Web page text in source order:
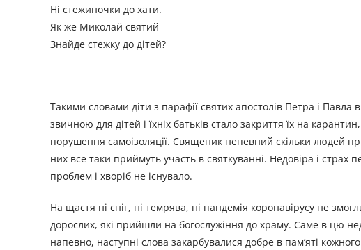
Ні стежиночки до хати.
Як же Миколай святий
Знайде стежку до дітей?
Такими словами діти з парафії святих апостолів Петра і
звичною для дітей і їхніх батьків стало закриття їх на
порушення самоізоляції. Священик непевний скільки людей
них все таки приймуть участь в святкуванні. Недовіра і
проблем і хворіб не існувало.
На щастя ні сніг, ні темрява, ні пандемія коронавірусу не
дорослих, які прийшли на богослужіння до храму. Саме в цю
напевно, наступні слова закарбувалися добре в пам’яті